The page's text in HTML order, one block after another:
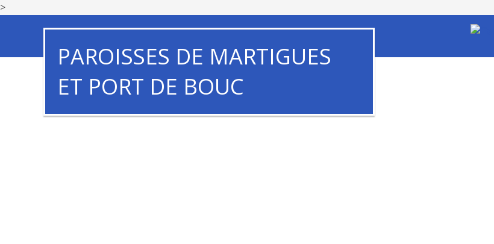
>
PAROISSES DE MARTIGUES
ET PORT DE BOUC